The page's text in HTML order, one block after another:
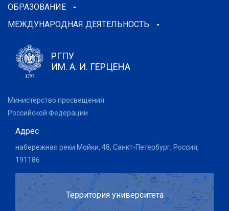
ОБРАЗОВАНИЕ
МЕЖДУНАРОДНАЯ ДЕЯТЕЛЬНОСТЬ
РГПУ
ИМ. А. И. ГЕРЦЕНА
Министерство просвещения
Российской Федерации
Адрес
набережная реки Мойки, 48, Санкт-Петербург, Россия,
191186
Территория университета